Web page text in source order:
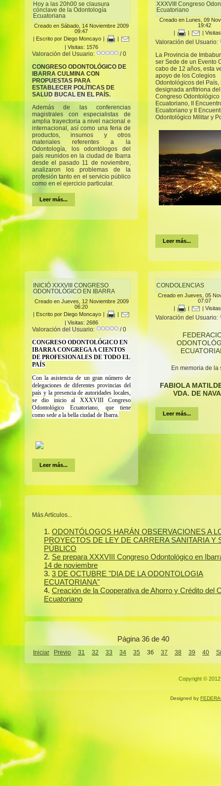
Hoy a las 20h00 se clausura
cónclave de la Odontología
Ecuatoriana
Creado en Sábado, 14 Noviembre 2009
09:47
| Escrito por Diego Moncayo |
|
| Visitas: 1576
Valoración del Usuario:
/ 0
CONGRESO ODONTOLÓGICO DE
IBARRA CULMINA CON
PROPUESTAS PARA
ESTABLECER POLÍTICAS DE
SALUD BUCAL EN EL PAÍS.
Además de las conferencias
magistrales con especialistas de
amplia trayectoria a nivel nacional e
internacional, así como una feria de
productos, insumos y otros
materiales referentes a la
Odontología, los odontólogos del
país reunidos en la ciudad de Ibarra
desde el pasado 11 de noviembre,
analizaron los problemas de la
profesión tanto en el servicio público
como en el ejercicio particular.
Leer más...
XXXVIII Congreso
Ecuatoriano
Creado en Lunes, 09
19:42
|
| |
Valoración del Usuario:
La Provincia de
ser Sede de un Evento
cabo de 12 años, esta
apoyo de los Colegios
Odontológicos del País,
designada anfitriona del
Congreso Odontológico
Ecuatoriano, II
Ecuatoriano y II
Odontológico Militar y
Leer más...
INICIÓ XXXVIII CONGRESO
ODONTOLÓGICO EN IBARRA
Creado en Jueves, 12 Noviembre 2009
06:20
| Escrito por Diego Moncayo |
|
| Visitas: 2686
Valoración del Usuario:
/ 0
CONGRESO ODONTOLÓGICO EN
IBARRA CONGREGA A CIENTOS
DE PROFESIONALES DE TODO EL
PAÍS
Con la asistencia de un gran número de
delegaciones de diferentes provincias del
país y la presencia de autoridades locales,
se dio inicio al XXXVIII Congreso
Odontológico Ecuatoriano, que tiene
como sede a la bella ciudad de Ibarra.
Leer más...
CONDOLENCIAS
Creado en Jueves, 05
07:07
|
| |
Valoración del Usuario:
En memoria de la
FABIOLA
VDA. DE
Leer más...
Más Artículos...
ODONTÓLOGOS HARÁN OBSERVACIONES A
PROYECTOS DE LEY DE CARRERA SANITARIA Y
PÚBLICO
Se prepara XXXVIII Congreso Odontológico en
14 de noviembre
3 DE OCTUBRE "DIA DE LA ODONTOLOGIA
ECUATORIANA"
Creación de la Cooperativa de Ahorro y Crédito del
Ecuatoriano
Página 36 de 40
Iniciar Previo 31 32 33 34 35 36 37 38 39 40
Copyright ©
Designed by